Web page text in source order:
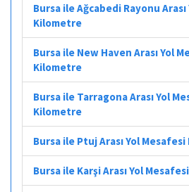
Bursa ile Ağcabedi Rayonu
Kilometre
Bursa ile New Haven Arası Yol
Kilometre
Bursa ile Tarragona Arası Yol
Kilometre
Bursa ile Ptuj Arası Yol
Bursa ile Karşi Arası Yol